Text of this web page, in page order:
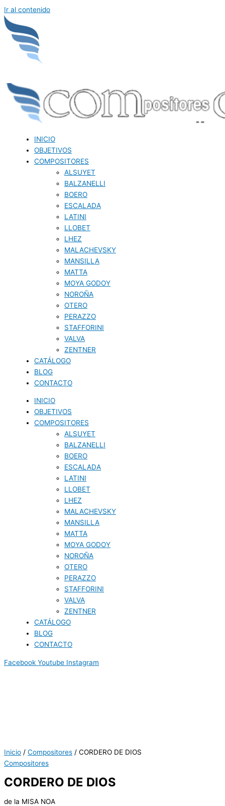
Ir al contenido
INICIO
OBJETIVOS
COMPOSITORES
ALSUYET
BALZANELLI
BOERO
ESCALADA
LATINI
LLOBET
LHEZ
MALACHEVSKY
MANSILLA
MATTA
MOYA GODOY
NOROÑA
OTERO
PERAZZO
STAFFORINI
VALVA
ZENTNER
CATÁLOGO
BLOG
CONTACTO
INICIO
OBJETIVOS
COMPOSITORES
ALSUYET
BALZANELLI
BOERO
ESCALADA
LATINI
LLOBET
LHEZ
MALACHEVSKY
MANSILLA
MATTA
MOYA GODOY
NOROÑA
OTERO
PERAZZO
STAFFORINI
VALVA
ZENTNER
CATÁLOGO
BLOG
CONTACTO
Facebook Youtube Instagram
Inicio / Compositores / CORDERO DE DIOS
Compositores
CORDERO DE DIOS
de la MISA NOA